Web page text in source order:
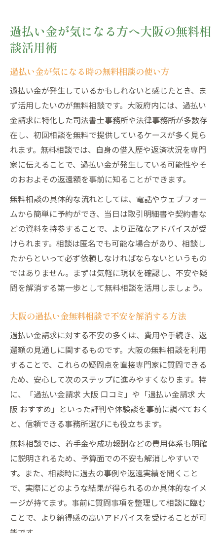
過払い金が気になる方へ大阪の無料相
談活用術
過払い金が気になる時の無料相談の使い方
過払い金が発生しているかもしれないと感じたとき、ま
ず活用したいのが無料相談です。大阪府内には、過払い
金請求に特化した司法書士事務所や法律事務所が多数存
在し、初回相談を無料で提供しているケースが多く見ら
れます。無料相談では、自身の借入歴や返済状況を専門
家に伝えることで、過払い金が発生している可能性やそ
のおおよその返還額を事前に知ることができます。
無料相談の具体的な流れとしては、電話やウェブフォー
ムから簡単に予約ができ、当日は取引明細書や契約書な
どの資料を持参することで、より正確なアドバイスが受
けられます。相談は匿名でも可能な場合があり、相談し
たからといって必ず依頼しなければならないというもの
ではありません。まずは気軽に現状を確認し、不安や疑
問を解消する第一歩として無料相談を活用しましょう。
大阪の過払い金無料相談で不安を解消する方法
過払い金請求に対する不安の多くは、費用や手続き、返
還額の見通しに関するものです。大阪の無料相談を利用
することで、これらの疑問点を直接専門家に質問できる
ため、安心して次のステップに進みやすくなります。特
に、「過払い金請求 大阪 口コミ」や「過払い金請求 大
阪 おすすめ」といった評判や体験談を事前に調べておく
と、信頼できる事務所選びにも役立ちます。
無料相談では、着手金や成功報酬などの費用体系も明確
に説明されるため、予算面での不安も解消しやすいで
す。また、相談時に過去の事例や返還実績を聞くこと
で、実際にどのような結果が得られるのか具体的なイメ
ージが持てます。事前に質問事項を整理して相談に臨む
ことで、より納得感の高いアドバイスを受けることが可